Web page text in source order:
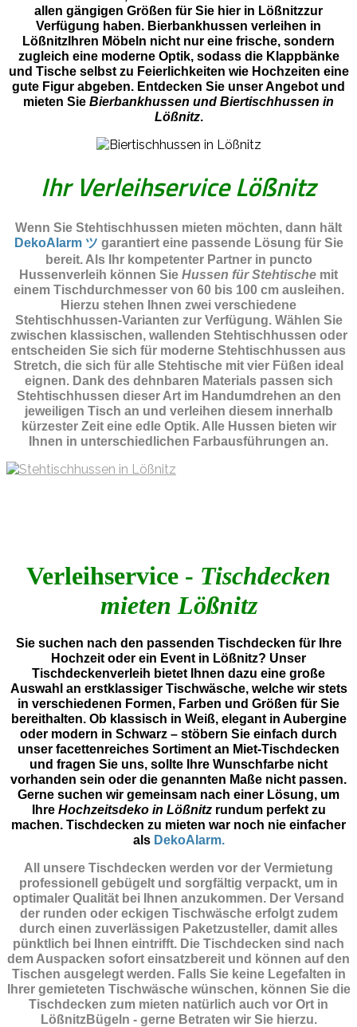
allen gängigen Größen für Sie hier in Lößnitzzur
Verfügung haben. Bierbankhussen verleihen in
LößnitzIhren Möbeln nicht nur eine frische, sondern
zugleich eine moderne Optik, sodass die Klappbänke
und Tische selbst zu Feierlichkeiten wie Hochzeiten eine
gute Figur abgeben. Entdecken Sie unser Angebot und
mieten Sie Bierbankhussen und Biertischhussen in
Lößnitz.
Ihr Verleihservice Lößnitz
Wenn Sie Stehtischhussen mieten möchten, dann hält
DekoAlarm ツ garantiert eine passende Lösung für Sie
bereit. Als Ihr kompetenter Partner in puncto
Hussenverleih können Sie Hussen für Stehtische mit
einem Tischdurchmesser von 60 bis 100 cm ausleihen.
Hierzu stehen Ihnen zwei verschiedene
Stehtischhussen-Varianten zur Verfügung. Wählen Sie
zwischen klassischen, wallenden Stehtischhussen oder
entscheiden Sie sich für moderne Stehtischhussen aus
Stretch, die sich für alle Stehtische mit vier Füßen ideal
eignen. Dank des dehnbaren Materials passen sich
Stehtischhussen dieser Art im Handumdrehen an den
jeweiligen Tisch an und verleihen diesem innerhalb
kürzester Zeit eine edle Optik. Alle Hussen bieten wir
Ihnen in unterschiedlichen Farbausführungen an.
Verleihservice - Tischdecken
mieten Lößnitz
Sie suchen nach den passenden Tischdecken für Ihre
Hochzeit oder ein Event in Lößnitz? Unser
Tischdeckenverleih bietet Ihnen dazu eine große
Auswahl an erstklassiger Tischwäsche, welche wir stets
in verschiedenen Formen, Farben und Größen für Sie
bereithalten. Ob klassisch in Weiß, elegant in Aubergine
oder modern in Schwarz – stöbern Sie einfach durch
unser facettenreiches Sortiment an Miet-Tischdecken
und fragen Sie uns, sollte Ihre Wunschfarbe nicht
vorhanden sein oder die genannten Maße nicht passen.
Gerne suchen wir gemeinsam nach einer Lösung, um
Ihre Hochzeitsdeko in Lößnitzrundum perfekt zu
machen. Tischdecken zu mieten war noch nie einfacher
als DekoAlarm.
All unsere Tischdecken werden vor der Vermietung
professionell gebügelt und sorgfältig verpackt, um in
optimaler Qualität bei Ihnen anzukommen. Der Versand
der runden oder eckigen Tischwäsche erfolgt zudem
durch einen zuverlässigen Paketzusteller, damit alles
pünktlich bei Ihnen eintrifft. Die Tischdecken sind nach
dem Auspacken sofort einsatzbereit und können auf den
Tischen ausgelegt werden. Falls Sie keine Legefalten in
Ihrer gemieteten Tischwäsche wünschen, können Sie die
Tischdecken zum mieten natürlich auch vor Ort in
LößnitzBügeln - gerne Betraten wir Sie hierzu.